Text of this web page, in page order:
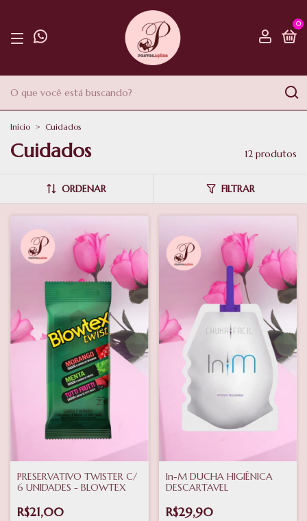
0
Início > Cuidados
Cuidados 12 produtos
ORDENAR FILTRAR
PRESERVATIVO TWISTER C/
6 UNIDADES - BLOWTEX
R$21,00
In-M DUCHA HIGIÊNICA
DESCARTAVEL
R$29,90